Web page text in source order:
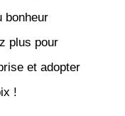
bonheur
plus pour
et adopter
!